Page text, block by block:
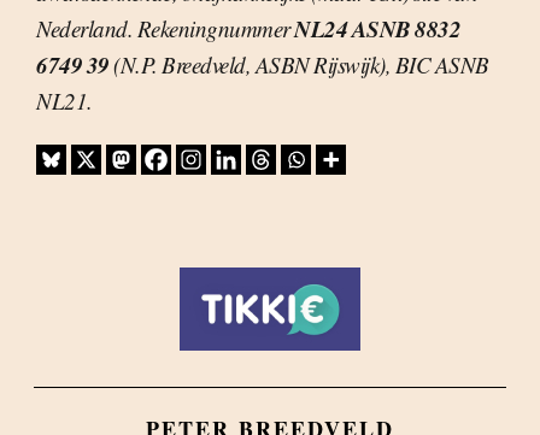
Nederland. RekeningnummerNL24 ASNB 8832
6749 39(N.P. Breedveld, ASBN Rijswijk), BIC ASNB
NL21.